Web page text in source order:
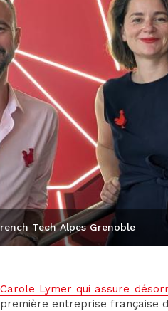
Tech Alpes Grenoble
Carole Lymer qui assure
entreprise française